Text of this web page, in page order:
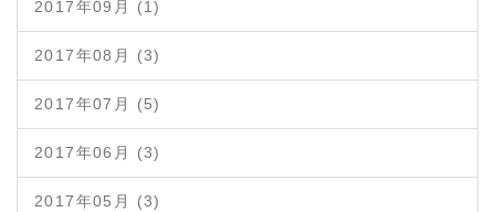
2017年09月 (1)
2017年08月 (3)
2017年07月 (5)
2017年06月 (3)
2017年05月 (3)